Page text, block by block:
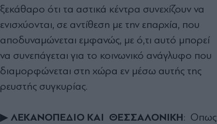
ξεκάθαρο ότι τα αστικά κέντρα συνεχίζουν να
ενισχύονται, σε αντίθεση µε την επαρχία, που
αποδυναµώνεται εµφανώς, µε ό,τι αυτό µπορεί
να συνεπάγεται για το κοινωνικό ανάγλυφο που
διαµορφώνεται στη χώρα εν µέσω αυτής της
ρευστής συγκυρίας.
▶ ΛΕΚΑΝΟΠΕ∆ΙΟ ΚΑΙ ΘΕΣΣΑΛΟΝΙΚΗ: Οπως